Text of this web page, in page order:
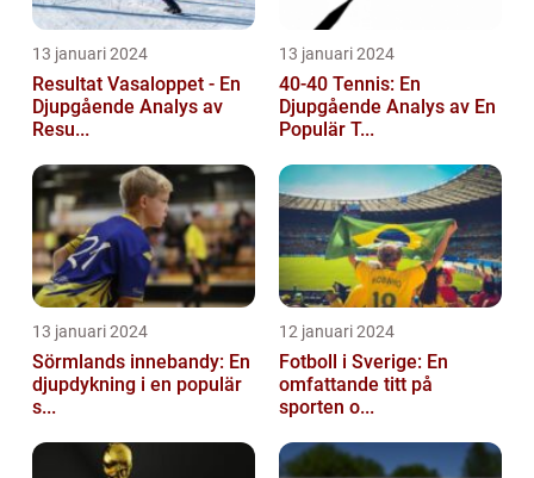
13 januari 2024
Resultat Vasaloppet - En
Djupgående Analys av
Resu...
13 januari 2024
40-40 Tennis: En
Djupgående Analys av En
Populär T...
13 januari 2024
Sörmlands innebandy: En
djupdykning i en populär
s...
12 januari 2024
Fotboll i Sverige: En
omfattande titt på
sporten o...